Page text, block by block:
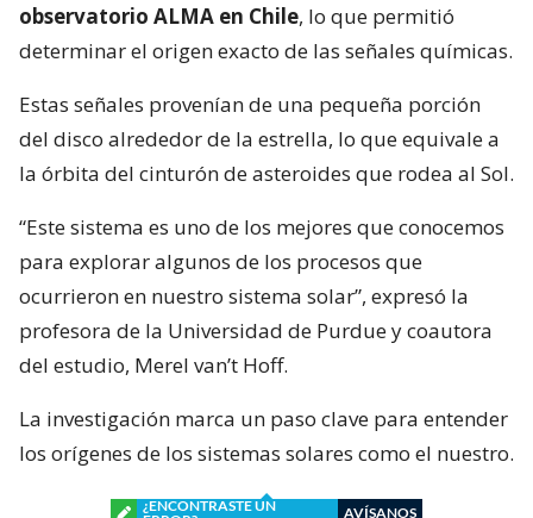
observatorio ALMA en Chile, lo que permitió
determinar el origen exacto de las señales químicas.
Estas señales provenían de una pequeña porción
del disco alrededor de la estrella, lo que equivale a
la órbita del cinturón de asteroides que rodea al Sol.
“Este sistema es uno de los mejores que conocemos
para explorar algunos de los procesos que
ocurrieron en nuestro sistema solar”, expresó la
profesora de la Universidad de Purdue y coautora
del estudio, Merel van’t Hoff.
La investigación marca un paso clave para entender
los orígenes de los sistemas solares como el nuestro.
¿ENCONTRASTE UN
AVÍSANOS